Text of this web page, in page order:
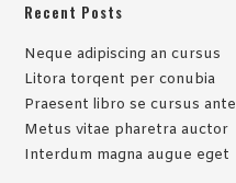
Recent Posts
Neque adipiscing an cursus
Litora torqent per conubia
Praesent libro se cursus ante
Metus vitae pharetra auctor
Interdum magna augue eget